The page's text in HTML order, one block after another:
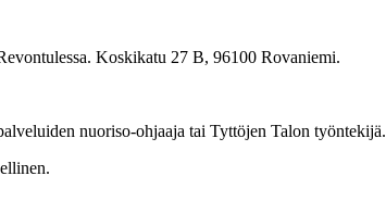
Koskikatu 27 B, 96100 Rovaniemi.
nuoriso-ohjaaja tai Tyttöjen Talon työntekijä.